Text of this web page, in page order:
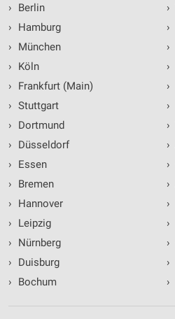
›
Berlin
›
Hamburg
›
München
›
Köln
›
Frankfurt (Main)
› Stuttgart
›
Dortmund
›
Düsseldorf
›
Essen
›
Bremen
›
Hannover
›
Leipzig
›
Nürnberg
›
Duisburg
›
Bochum
›
›
›
›
›
›
›
›
›
›
›
›
›
›
›